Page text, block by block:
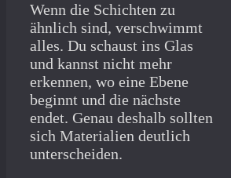
Wenn die Schichten zu
ähnlich sind, verschwimmt
alles. Du schaust ins Glas
und kannst nicht mehr
erkennen, wo eine Ebene
beginnt und die nächste
endet. Genau deshalb sollten
sich Materialien deutlich
unterscheiden.